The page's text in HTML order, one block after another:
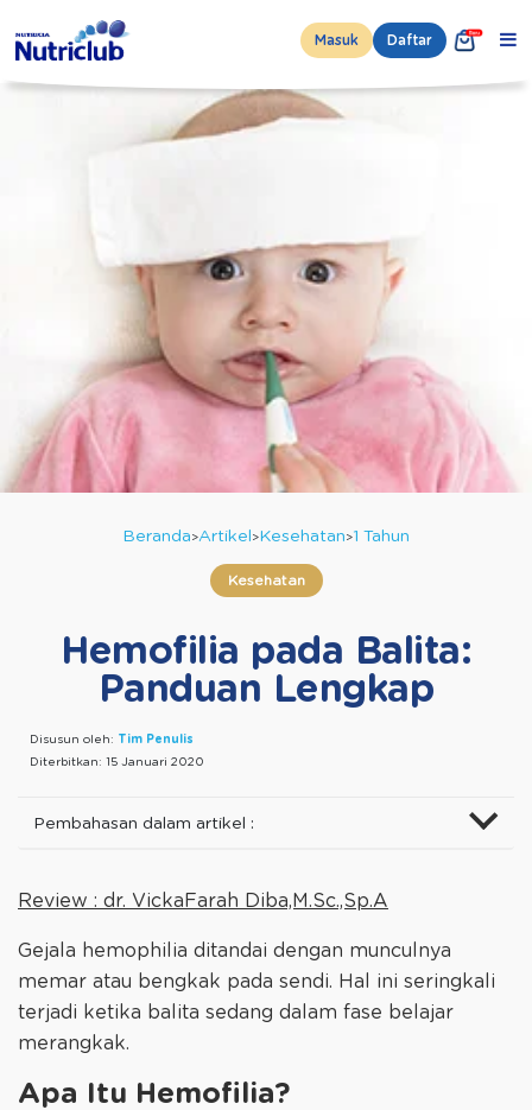
Masuk Daftar
Beranda Artikel Kesehatan 1 Tahun
Kesehatan
Hemofilia pada Balita:
Panduan Lengkap
Disusun oleh: Tim Penulis
Diterbitkan: 15 Januari 2020
Pembahasan dalam artikel :
Review : dr. VickaFarah Diba,M.Sc.,Sp.A
Gejala hemophilia ditandai dengan munculnya
memar atau bengkak pada sendi. Hal ini seringkali
terjadi ketika balita sedang dalam fase belajar
merangkak.
Apa Itu Hemofilia?